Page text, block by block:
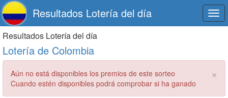
Resultados Lotería del día
Resultados Lotería del día
Lotería de Colombia
×
Aún no está disponibles los premios de este sorteo
Cuando estén disponibles podrá comprobar si ha ganado